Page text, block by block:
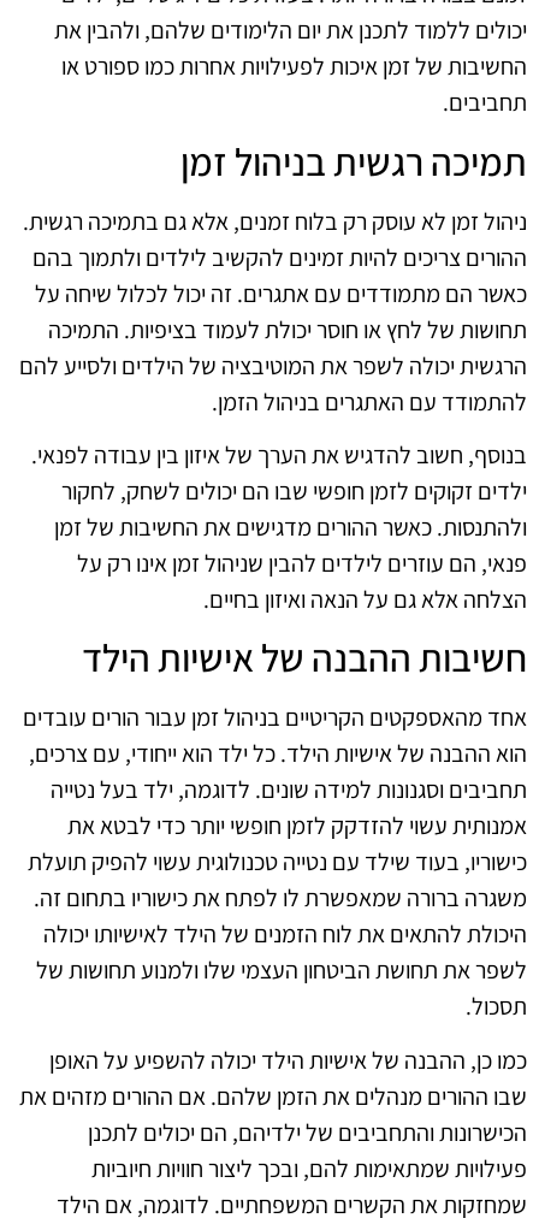
יכולים ללמוד לתכנן את יום הלימודים שלהם, ולהבין את
החשיבות של זמן איכות לפעילויות אחרות כמו ספורט או
תחביבים.
תמיכה רגשית בניהול זמן
ניהול זמן לא עוסק רק בלוח זמנים, אלא גם בתמיכה רגשית.
ההורים צריכים להיות זמינים להקשיב לילדים ולתמוך בהם
כאשר הם מתמודדים עם אתגרים. זה יכול לכלול שיחה על
תחושות של לחץ או חוסר יכולת לעמוד בציפיות. התמיכה
הרגשית יכולה לשפר את המוטיבציה של הילדים ולסייע להם
להתמודד עם האתגרים בניהול הזמן.
בנוסף, חשוב להדגיש את הערך של איזון בין עבודה לפנאי.
ילדים זקוקים לזמן חופשי שבו הם יכולים לשחק, לחקור
ולהתנסות. כאשר ההורים מדגישים את החשיבות של זמן
פנאי, הם עוזרים לילדים להבין שניהול זמן אינו רק על
הצלחה אלא גם על הנאה ואיזון בחיים.
חשיבות ההבנה של אישיות הילד
אחד מהאספקטים הקריטיים בניהול זמן עבור הורים עובדים
הוא ההבנה של אישיות הילד. כל ילד הוא ייחודי, עם צרכים,
תחביבים וסגנונות למידה שונים. לדוגמה, ילד בעל נטייה
אמנותית עשוי להזדקק לזמן חופשי יותר כדי לבטא את
כישוריו, בעוד שילד עם נטייה טכנולוגית עשוי להפיק תועלת
משגרה ברורה שמאפשרת לו לפתח את כישוריו בתחום זה.
היכולת להתאים את לוח הזמנים של הילד לאישיותו יכולה
לשפר את תחושת הביטחון העצמי שלו ולמנוע תחושות של
תסכול.
כמו כן, ההבנה של אישיות הילד יכולה להשפיע על האופן
שבו ההורים מנהלים את הזמן שלהם. אם ההורים מזהים את
הכישרונות והתחביבים של ילדיהם, הם יכולים לתכנן
פעילויות שמתאימות להם, ובכך ליצור חוויות חיוביות
שמחזקות את הקשרים המשפחתיים. לדוגמה, אם הילד